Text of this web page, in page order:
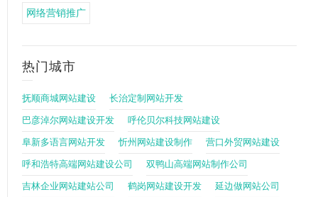
网络营销推广
热门城市
抚顺商城网站建设 长治定制网站开发
巴彦淖尔网站建设开发 呼伦贝尔科技网站建设
阜新多语言网站开发 忻州网站建设制作 营口外贸网站建设
呼和浩特高端网站建设公司 双鸭山高端网站制作公司
吉林企业网站建站公司 鹤岗网站建设开发 延边做网站公司